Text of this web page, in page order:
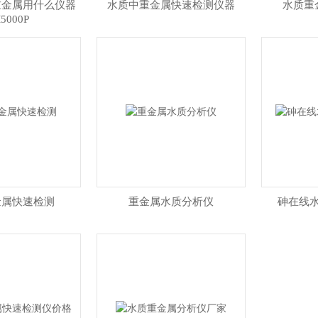
属用什么仪器
水质中重金属快速检测仪器 水质重
快速检测 重金属水质分析仪 砷在线